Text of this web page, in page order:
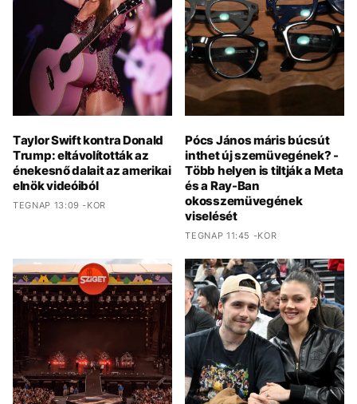
Taylor Swift kontra Donald
Trump: eltávolították az
énekesnő dalait az amerikai
elnök videóiból
TEGNAP 13:09 -KOR
Pócs János máris búcsút
inthet új szemüvegének? -
Több helyen is tiltják a Meta
és a Ray-Ban
okosszemüvegének
viselését
TEGNAP 11:45 -KOR